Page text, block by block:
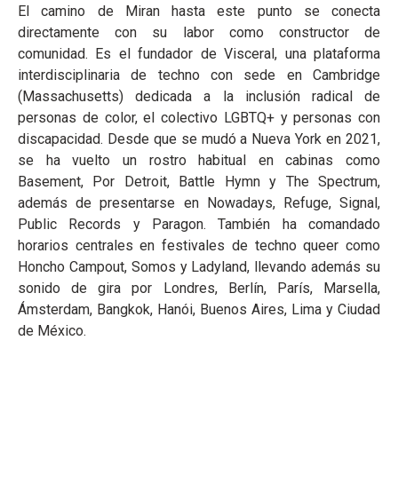
El camino de Miran hasta este punto se conecta
directamente con su labor como constructor de
comunidad. Es el fundador de Visceral, una plataforma
interdisciplinaria de techno con sede en Cambridge
(Massachusetts) dedicada a la inclusión radical de
personas de color, el colectivo LGBTQ+ y personas con
discapacidad. Desde que se mudó a Nueva York en 2021,
se ha vuelto un rostro habitual en cabinas como
Basement, Por Detroit, Battle Hymn y The Spectrum,
además de presentarse en Nowadays, Refuge, Signal,
Public Records y Paragon. También ha comandado
horarios centrales en festivales de techno queer como
Honcho Campout, Somos y Ladyland, llevando además su
sonido de gira por Londres, Berlín, París, Marsella,
Ámsterdam, Bangkok, Hanói, Buenos Aires, Lima y Ciudad
de México.